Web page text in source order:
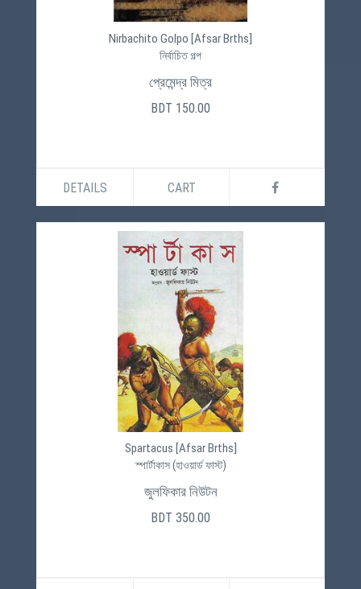
Nirbachito Golpo [Afsar Brths]
নির্বাচিত গল্প
প্রেমেন্দ্র মিত্র
BDT 150.00
DETAILS CART
Spartacus [Afsar Brths]
স্পার্টাকাস (হাওয়ার্ড ফাস্ট)
জুলফিকার নিউটন
BDT 350.00